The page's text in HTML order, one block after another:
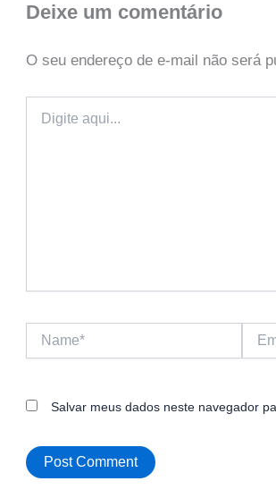
Deixe um comentário
O seu endereço de e-mail não será
aqui...
Salvar meus dados neste navegador